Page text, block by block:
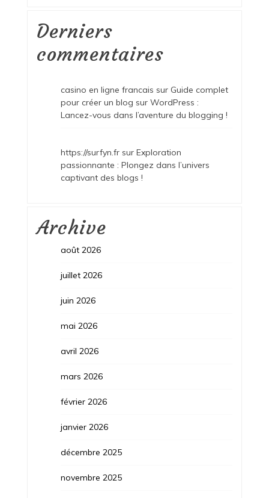
Derniers
commentaires
casino en ligne francais sur Guide complet
pour créer un blog sur WordPress :
Lancez-vous dans l’aventure du blogging !
https://surfyn.frsur Exploration
passionnante : Plongez dans l’univers
captivant des blogs !
Archive
août 2026
juillet 2026
juin 2026
mai 2026
avril 2026
mars 2026
février 2026
janvier 2026
décembre 2025
novembre 2025